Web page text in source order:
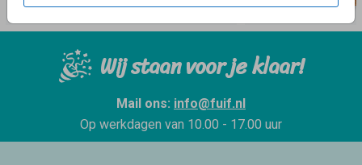
Wij staan voor je klaar!
Mail ons: info@fuif.nl
Op werkdagen van 10.00 - 17.00 uur